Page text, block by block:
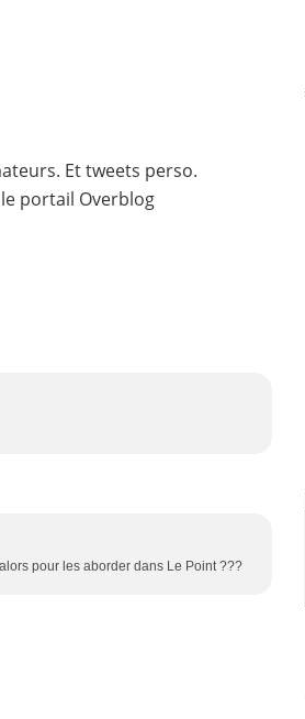
Et tweets perso.
portail Overblog
pour les aborder dans Le Point ???